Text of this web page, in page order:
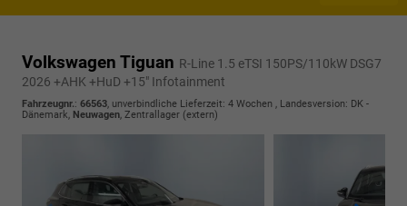
Volkswagen Tiguan R-Line 1.5 eTSI 150PS/110kW DSG7
2026 +AHK +HuD +15" Infotainment
Fahrzeugnr.: 66563, unverbindliche Lieferzeit: 4 Wochen , Landesversion: DK -
Dänemark, Neuwagen, Zentrallager (extern)